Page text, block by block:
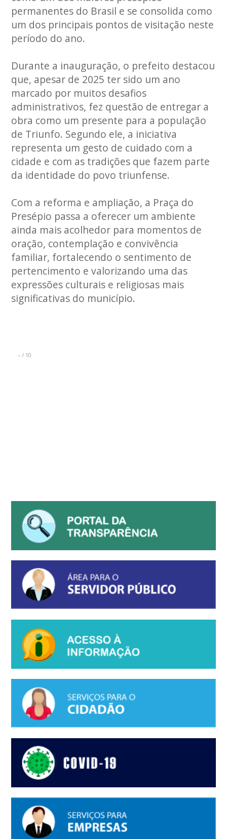
permanentes do Brasil e se consolida como
um dos principais pontos de visitação neste
período do ano.
Durante a inauguração, o prefeito destacou
que, apesar de 2025 ter sido um ano
marcado por muitos desafios
administrativos, fez questão de entregar a
obra como um presente para a população
de Triunfo. Segundo ele, a iniciativa
representa um gesto de cuidado com a
cidade e com as tradições que fazem parte
da identidade do povo triunfense.
Com a reforma e ampliação, a Praça do
Presépio passa a oferecer um ambiente
ainda mais acolhedor para momentos de
oração, contemplação e convivência
familiar, fortalecendo o sentimento de
pertencimento e valorizando uma das
expressões culturais e religiosas mais
significativas do município.
– / 10